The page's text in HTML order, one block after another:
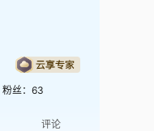
粉丝： 63
评论